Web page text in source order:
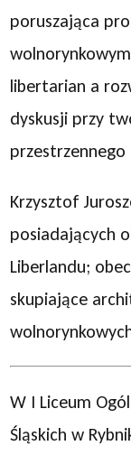
poruszająca
libertarian a
dyskusji przy
Krzysztof
posiadających
Liberlandu;
skupiające
W I Liceum
Śląskich w